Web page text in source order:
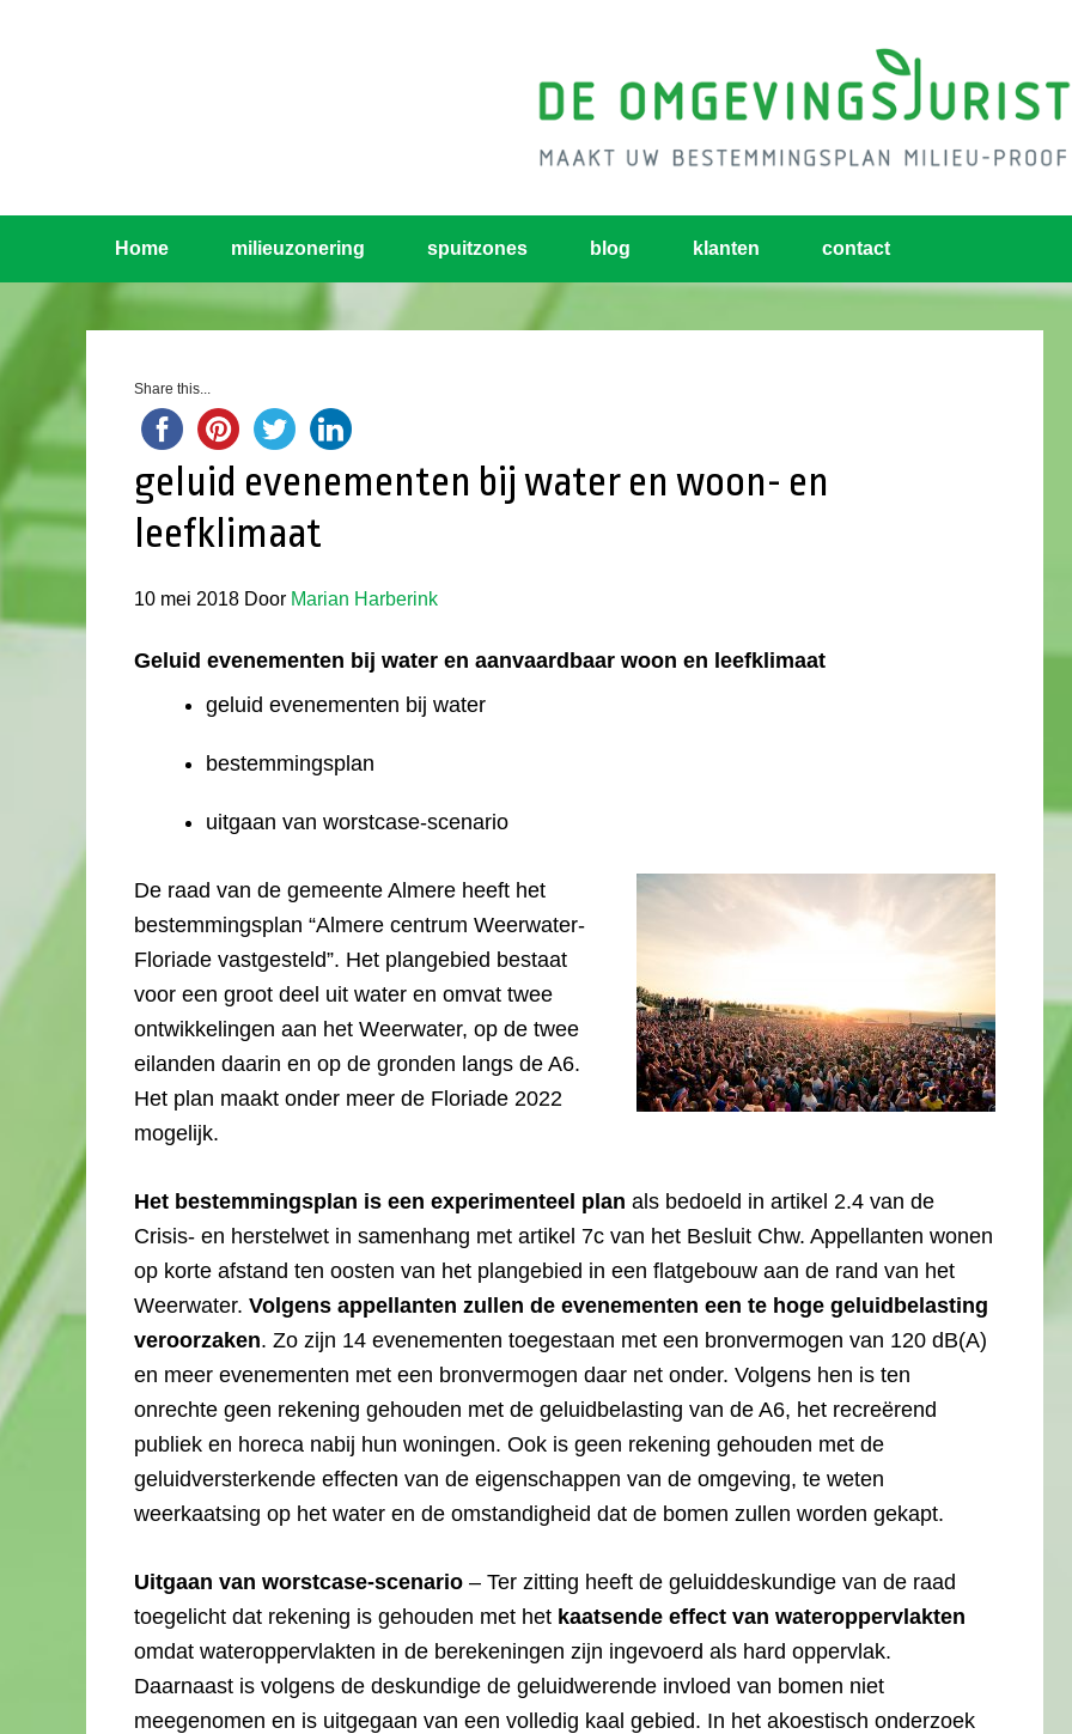
Home milieuzonering spuitzones blog klanten contact
Share this...
geluid evenementen bij water en woon- en
leefklimaat
10 mei 2018 Door Marian Harberink
Geluid evenementen bij water en aanvaardbaar woon en leefklimaat
geluid evenementen bij water
bestemmingsplan
uitgaan van worstcase-scenario
De raad van de gemeente Almere heeft het
bestemmingsplan “Almere centrum Weerwater-
Floriade vastgesteld”. Het plangebied bestaat
voor een groot deel uit water en omvat twee
ontwikkelingen aan het Weerwater, op de twee
eilanden daarin en op de gronden langs de A6.
Het plan maakt onder meer de Floriade 2022
mogelijk.
Het bestemmingsplan is een experimenteel plan als bedoeld in artikel 2.4 van de
Crisis- en herstelwet in samenhang met artikel 7c van het Besluit Chw. Appellanten wonen
op korte afstand ten oosten van het plangebied in een flatgebouw aan de rand van het
Weerwater. Volgens appellanten zullen de evenementen een te hoge geluidbelasting
veroorzaken. Zo zijn 14 evenementen toegestaan met een bronvermogen van 120 dB(A)
en meer evenementen met een bronvermogen daar net onder. Volgens hen is ten
onrechte geen rekening gehouden met de geluidbelasting van de A6, het recreërend
publiek en horeca nabij hun woningen. Ook is geen rekening gehouden met de
geluidversterkende effecten van de eigenschappen van de omgeving, te weten
weerkaatsing op het water en de omstandigheid dat de bomen zullen worden gekapt.
Uitgaan van worstcase-scenario – Ter zitting heeft de geluiddeskundige van de raad
toegelicht dat rekening is gehouden met het kaatsende effect van wateroppervlakten
omdat wateroppervlakten in de berekeningen zijn ingevoerd als hard oppervlak.
Daarnaast is volgens de deskundige de geluidwerende invloed van bomen niet
meegenomen en is uitgegaan van een volledig kaal gebied. In het akoestisch onderzoek